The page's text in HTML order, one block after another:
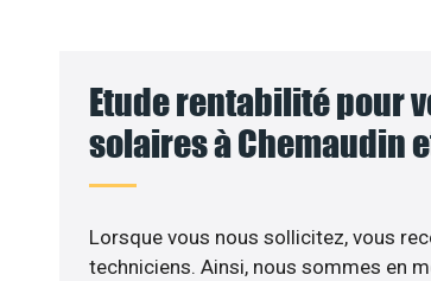
Etude rentabilité pour
solaires à Chemaudin
Lorsque vous nous sollicitez, vous
techniciens. Ainsi, nous sommes en